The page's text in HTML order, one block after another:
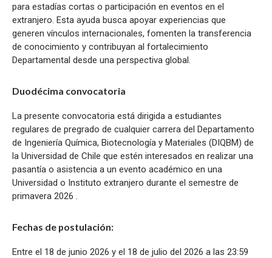
para estadías cortas o participación en eventos en el
extranjero. Esta ayuda busca apoyar experiencias que
generen vínculos internacionales, fomenten la transferencia
de conocimiento y contribuyan al fortalecimiento
Departamental desde una perspectiva global.
Duodécima convocatoria
La presente convocatoria está dirigida a estudiantes
regulares de pregrado de cualquier carrera del Departamento
de Ingeniería Química, Biotecnología y Materiales (DIQBM) de
la Universidad de Chile que estén interesados en realizar una
pasantía o asistencia a un evento académico en una
Universidad o Instituto extranjero durante el semestre de
primavera 2026 .
Fechas de postulación:
Entre el 18 de junio 2026 y el 18 de julio del 2026 a las 23:59